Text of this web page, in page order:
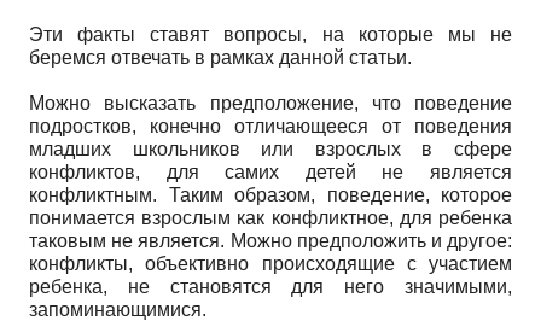
Эти факты ставят вопросы, на которые мы не
беремся отвечать в рамках данной статьи.
Можно высказать предположение, что поведение
подростков, конечно отличающееся от поведения
младших школьников или взрослых в сфере
конфликтов, для самих детей не является
конфликтным. Таким образом, поведение, которое
понимается взрослым как конфликтное, для ребенка
таковым не является. Можно предположить и другое:
конфликты, объективно происходящие с участием
ребенка, не становятся для него значимыми,
запоминающимися.